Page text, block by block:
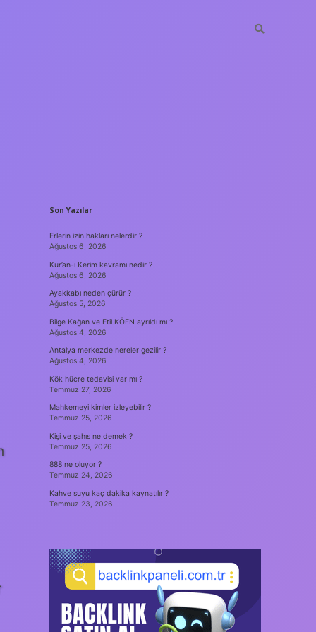
SIDEBAR
Son Yazılar
Erlerin izin hakları nelerdir ?
Ağustos 6, 2026
Kur’an-ı Kerim kavramı nedir ?
Ağustos 6, 2026
Ayakkabı neden çürür ?
Ağustos 5, 2026
Bilge Kağan ve Etil KÖFN ayrıldı mı ?
Ağustos 4, 2026
Antalya merkezde nereler gezilir ?
Ağustos 4, 2026
Kök hücre tedavisi var mı ?
Temmuz 27, 2026
Mahkemeyi kimler izleyebilir ?
Temmuz 25, 2026
Kişi ve şahıs ne demek ?
Temmuz 25, 2026
888 ne oluyor ?
Temmuz 24, 2026
Kahve suyu kaç dakika kaynatılır ?
Temmuz 23, 2026